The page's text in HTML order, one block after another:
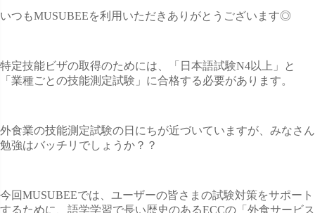
いつもMUSUBEEを利用いただきありがとうございます◎
特定技能ビザの取得のためには、「日本語試験N4以上」と
「業種ごとの技能測定試験」に合格する必要があります。
外食業の技能測定試験の日にちが近づいていますが、みなさん
勉強はバッチリでしょうか？？
今回MUSUBEEでは、ユーザーの皆さまの試験対策をサポート
するために、語学学習で長い歴史のあるECCの「外食サービス